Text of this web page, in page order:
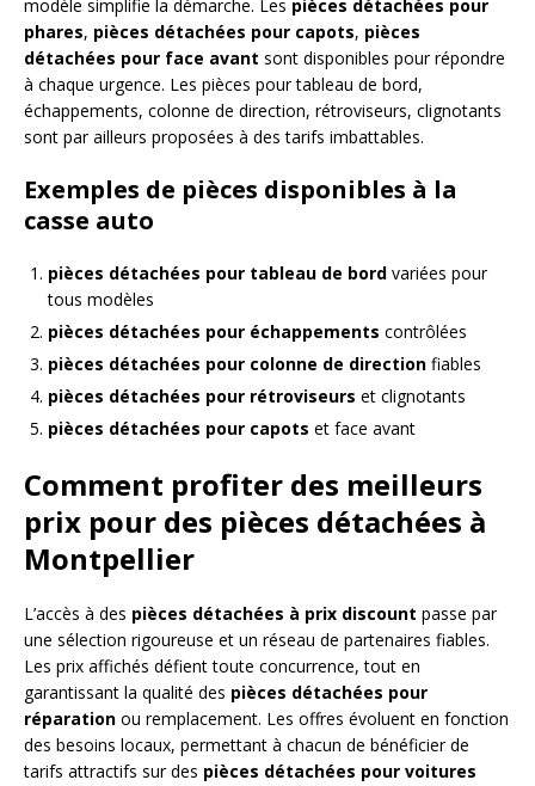
modèle simplifie la démarche. Les pièces détachées pour
phares, pièces détachées pour capots, pièces
détachées pour face avant sont disponibles pour répondre
à chaque urgence. Les pièces pour tableau de bord,
échappements, colonne de direction, rétroviseurs, clignotants
sont par ailleurs proposées à des tarifs imbattables.
Exemples de pièces disponibles à la
casse auto
pièces détachées pour tableau de bord variées pour
tous modèles
pièces détachées pour échappements contrôlées
pièces détachées pour colonne de direction fiables
pièces détachées pour rétroviseurs et clignotants
pièces détachées pour capots et face avant
Comment profiter des meilleurs
prix pour des pièces détachées à
Montpellier
L’accès à des pièces détachées à prix discount passe par
une sélection rigoureuse et un réseau de partenaires fiables.
Les prix affichés défient toute concurrence, tout en
garantissant la qualité des pièces détachées pour
réparation ou remplacement. Les offres évoluent en fonction
des besoins locaux, permettant à chacun de bénéficier de
tarifs attractifs sur des pièces détachées pour voitures